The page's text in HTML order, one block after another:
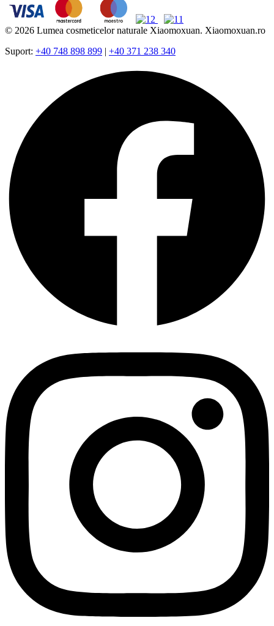
© 2026 Lumea cosmeticelor naturale Xiaomoxuan. Xiaomoxuan.ro
Suport: +40 748 898 899 | +40 371 238 340